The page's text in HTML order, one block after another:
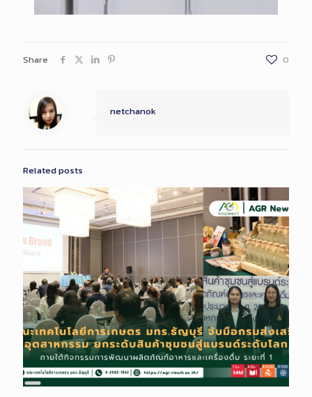
Share 0
netchanok
Related posts
Long